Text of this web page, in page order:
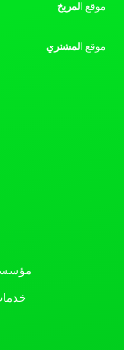
موقع المريخ
موقع المشتري
مؤسسة